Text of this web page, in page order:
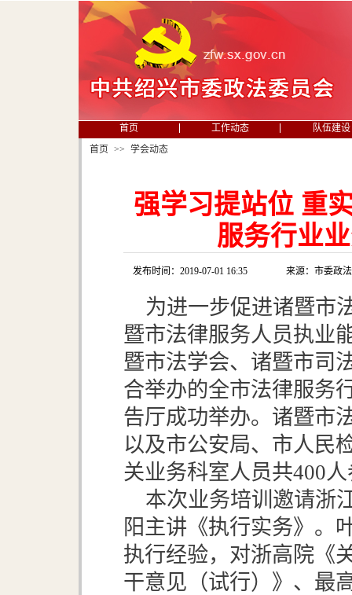
首页 工作动态
队伍建设
首页 >> 学会动态
强学习提站位 重
服务行业
发布时间：2019-07-01 16:35 来源：市委政
为进一步促进诸暨市
暨市法律服务人员执业
暨市法学会、诸暨市司
合举办的全市法律服务
告厅成功举办。诸暨市
以及市公安局、市人民
关业务科室人员共400
本次业务培训邀请浙
阳主讲《执行实务》。
执行经验，对浙高院《
干意见（试行）》、最